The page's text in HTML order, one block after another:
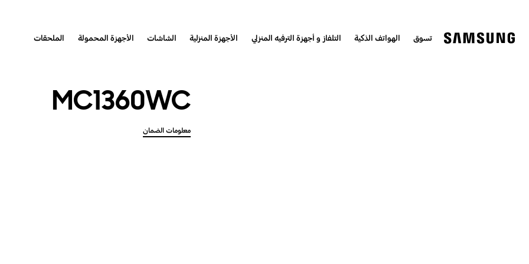
تسوق الهواتف الذكية التلفاز و أجهزة الترفيه المنزلي الأجهزة المنزلية الشاشات الأجهزة المحمولة الملحقات
MC1360WC
معلومات الضمان